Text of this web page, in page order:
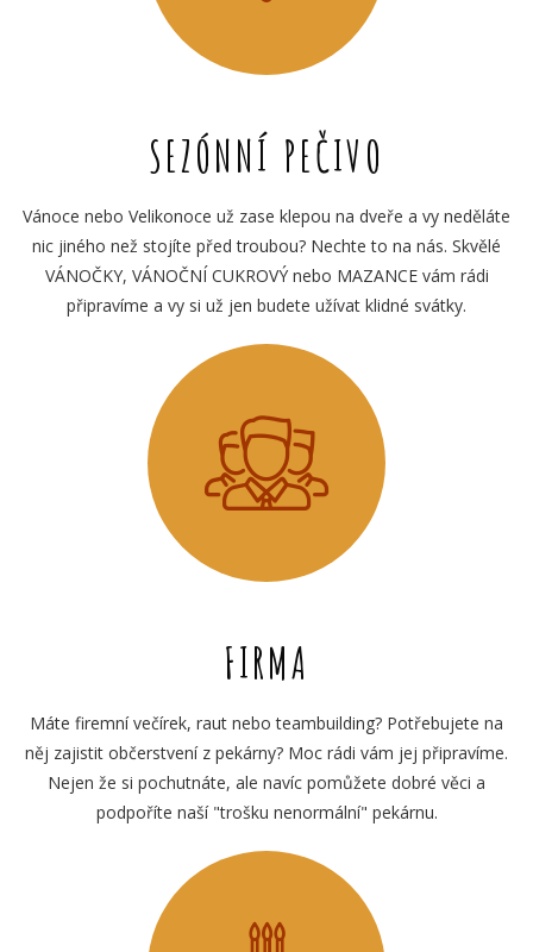
SEZÓNNÍ PEČIVO
Vánoce nebo Velikonoce už zase klepou na dveře a vy neděláte
nic jiného než stojíte před troubou? Nechte to na nás. Skvělé
VÁNOČKY, VÁNOČNÍ CUKROVÝ nebo MAZANCE vám rádi
připravíme a vy si už jen budete užívat klidné svátky.
FIRMA
Máte firemní večírek, raut nebo teambuilding? Potřebujete na
něj zajistit občerstvení z pekárny? Moc rádi vám jej připravíme.
Nejen že si pochutnáte, ale navíc pomůžete dobré věci a
podpoříte naší "trošku nenormální" pekárnu.